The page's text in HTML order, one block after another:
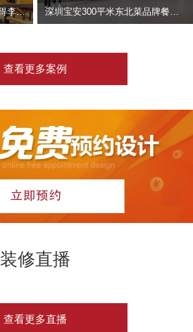
特色烧烤店装修实景图-都晓得李不管
查看更多案例
装修直播
查看更多直播